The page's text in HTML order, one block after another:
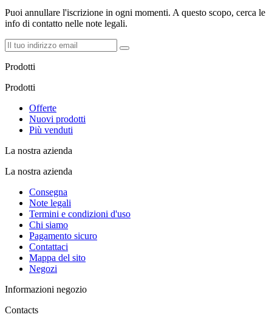
Puoi annullare l'iscrizione in ogni momenti. A questo scopo, cerca le
info di contatto nelle note legali.
Prodotti
Prodotti
Offerte
Nuovi prodotti
Più venduti
La nostra azienda
La nostra azienda
Consegna
Note legali
Termini e condizioni d'uso
Chi siamo
Pagamento sicuro
Contattaci
Mappa del sito
Negozi
Informazioni negozio
Contacts